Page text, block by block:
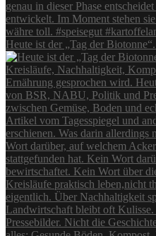
Heute ist der „Tag der